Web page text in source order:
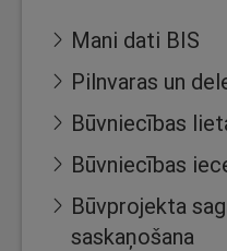
Mani dati BIS
Pilnvaras un
Būvniecības
Būvniecības
Būvprojekta
saskaņošana